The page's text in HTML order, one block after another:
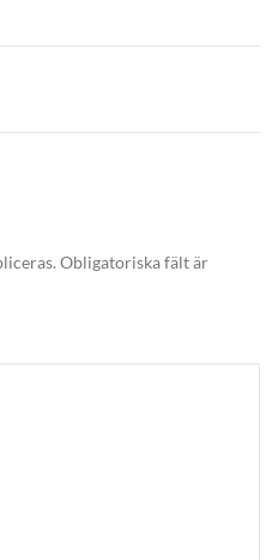
Obligatoriska fält är